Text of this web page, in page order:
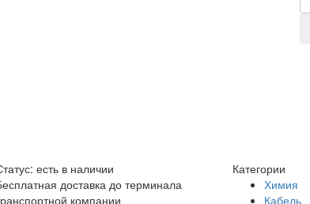
есть в наличии
доставка до терминала
компании
Категории
Химия
Кабель